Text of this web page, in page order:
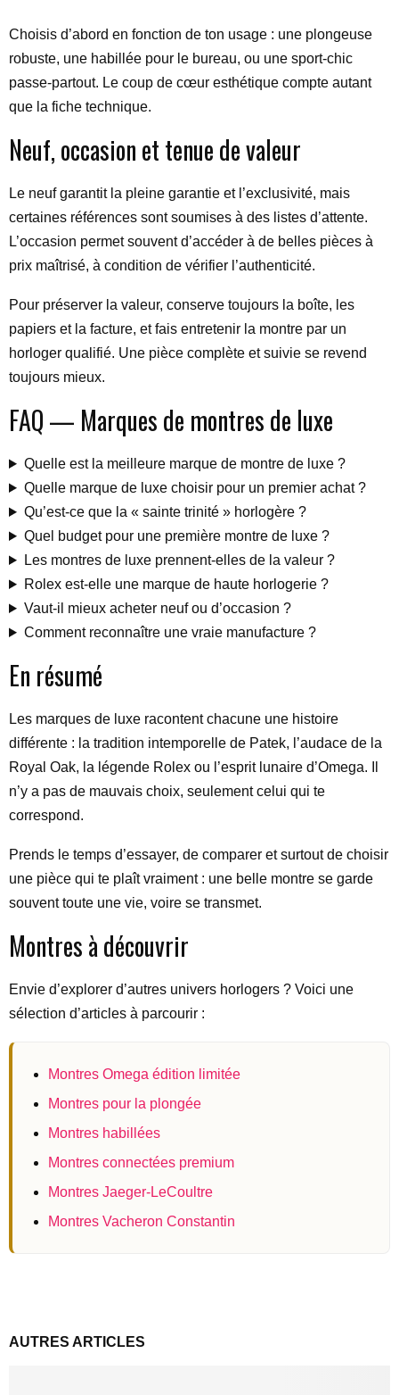
Choisis d’abord en fonction de ton usage : une plongeuse
robuste, une habillée pour le bureau, ou une sport-chic
passe-partout. Le coup de cœur esthétique compte autant
que la fiche technique.
Neuf, occasion et tenue de valeur
Le neuf garantit la pleine garantie et l’exclusivité, mais
certaines références sont soumises à des listes d’attente.
L’occasion permet souvent d’accéder à de belles pièces à
prix maîtrisé, à condition de vérifier l’authenticité.
Pour préserver la valeur, conserve toujours la boîte, les
papiers et la facture, et fais entretenir la montre par un
horloger qualifié. Une pièce complète et suivie se revend
toujours mieux.
FAQ — Marques de montres de luxe
Quelle est la meilleure marque de montre de luxe ?
Quelle marque de luxe choisir pour un premier achat ?
Qu’est-ce que la « sainte trinité » horlogère ?
Quel budget pour une première montre de luxe ?
Les montres de luxe prennent-elles de la valeur ?
Rolex est-elle une marque de haute horlogerie ?
Vaut-il mieux acheter neuf ou d’occasion ?
Comment reconnaître une vraie manufacture ?
En résumé
Les marques de luxe racontent chacune une histoire
différente : la tradition intemporelle de Patek, l’audace de la
Royal Oak, la légende Rolex ou l’esprit lunaire d’Omega. Il
n’y a pas de mauvais choix, seulement celui qui te
correspond.
Prends le temps d’essayer, de comparer et surtout de choisir
une pièce qui te plaît vraiment : une belle montre se garde
souvent toute une vie, voire se transmet.
Montres à découvrir
Envie d’explorer d’autres univers horlogers ? Voici une
sélection d’articles à parcourir :
Montres Omega édition limitée
Montres pour la plongée
Montres habillées
Montres connectées premium
Montres Jaeger-LeCoultre
Montres Vacheron Constantin
AUTRES ARTICLES